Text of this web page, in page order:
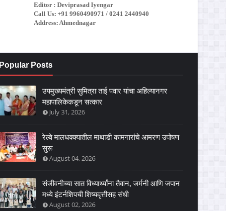
Editor : Deviprasad Iyengar
Call Us: +91 9960490971 / 0241 2440940
Address: Ahmednagar
Popular Posts
उपमुख्यमंत्री सुमित्रा ताई पवार यांचा अहिल्यानगर
महापालिकेकडून सत्कार
July 31, 2026
रेल्वे मालधक्क्यातील माथाडी कामगारांचे आमरण उपोषण
सुरू
August 04, 2026
संजीवनीच्या सात विध्यार्थ्यांना तैवान, जर्मनी आणि जपान
मध्ये इंटर्नशिपची शिष्यवृत्तीसह संधी
August 02, 2026